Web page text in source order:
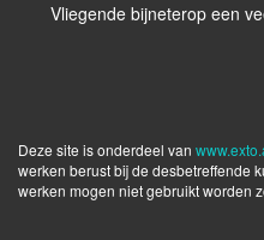
Vliegende bijneterop een
Deze site is onderdeel van
werken berust bij de desbetreffende
werken mogen niet gebruikt worden